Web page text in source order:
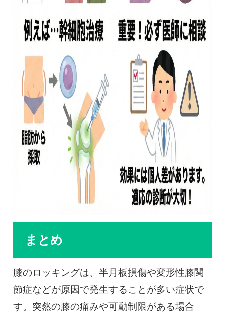
まとめ
膝のロッキングは、半月板損傷や変形性膝関
節症などが原因で発生することが多い症状で
す。突然の膝の痛みや可動制限がある場合